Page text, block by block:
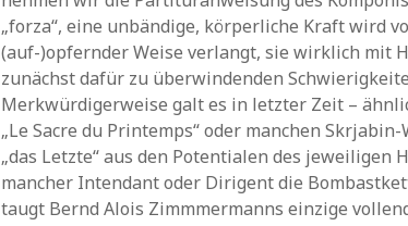
„forza“, eine unbändige, körperliche Kraft wird
(auf-)opfernder Weise verlangt, sie wirklich mit
zunächst dafür zu überwindenden
Merkwürdigerweise galt es in letzter Zeit –
„Le Sacre du Printemps“ oder manchen
„das Letzte“ aus den Potentialen des jeweiligen
mancher Intendant oder Dirigent die
taugt Bernd Alois Zimmmermanns einzige